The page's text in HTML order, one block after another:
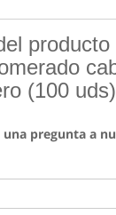
producto
(100
pregunta a